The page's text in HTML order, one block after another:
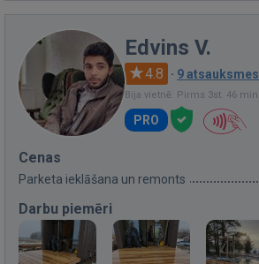
Edvins V.
4.8 · 9 atsauksmes
Bija vietnē: Pirms 3st. 46 min.
PRO
Cenas
Parketa ieklāšana un remonts
Darbu piemēri